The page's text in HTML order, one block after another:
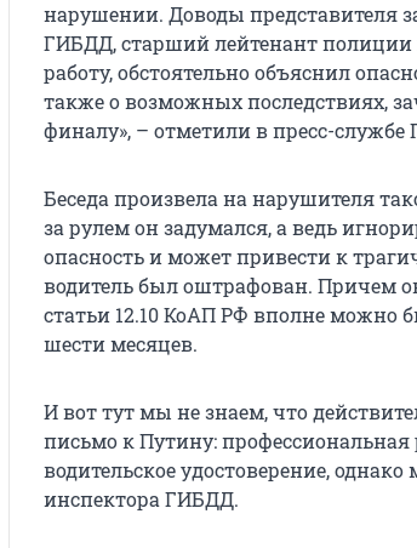
нарушении. Доводы представителя
ГИБДД, старший лейтенант полиции
работу, обстоятельно объяснил
также о возможных последствиях,
финалу», – отметили в пресс-службе
Беседа произвела на нарушителя
за рулем он задумался, а ведь
опасность и может привести к
водитель был оштрафован. Причем он
статьи 12.10 КоАП РФ вполне можно
шести месяцев.
И вот тут мы не знаем, что
письмо к Путину: профессиональная
водительское удостоверение,
инспектора ГИБДД.